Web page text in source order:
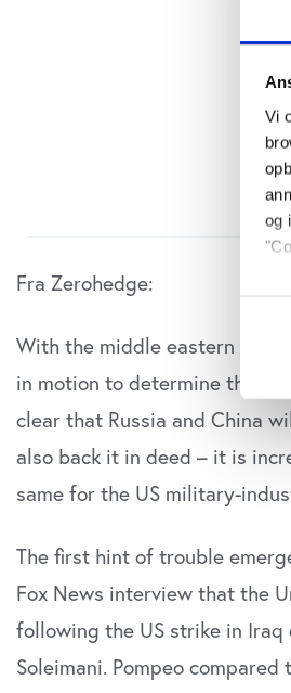
Vi
og
Fra Zerohedge:
With the middle eastern
in motion to determine the
clear that Russia and China
also back it in deed – it is
same for the US military-
The first hint of trouble
Fox News interview that the
following the US strike in Iraq
Soleimani. Pompeo